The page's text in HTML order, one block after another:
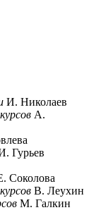
И. Николаев
А.
Гурьев
Соколова
В. Леухин
М. Галкин